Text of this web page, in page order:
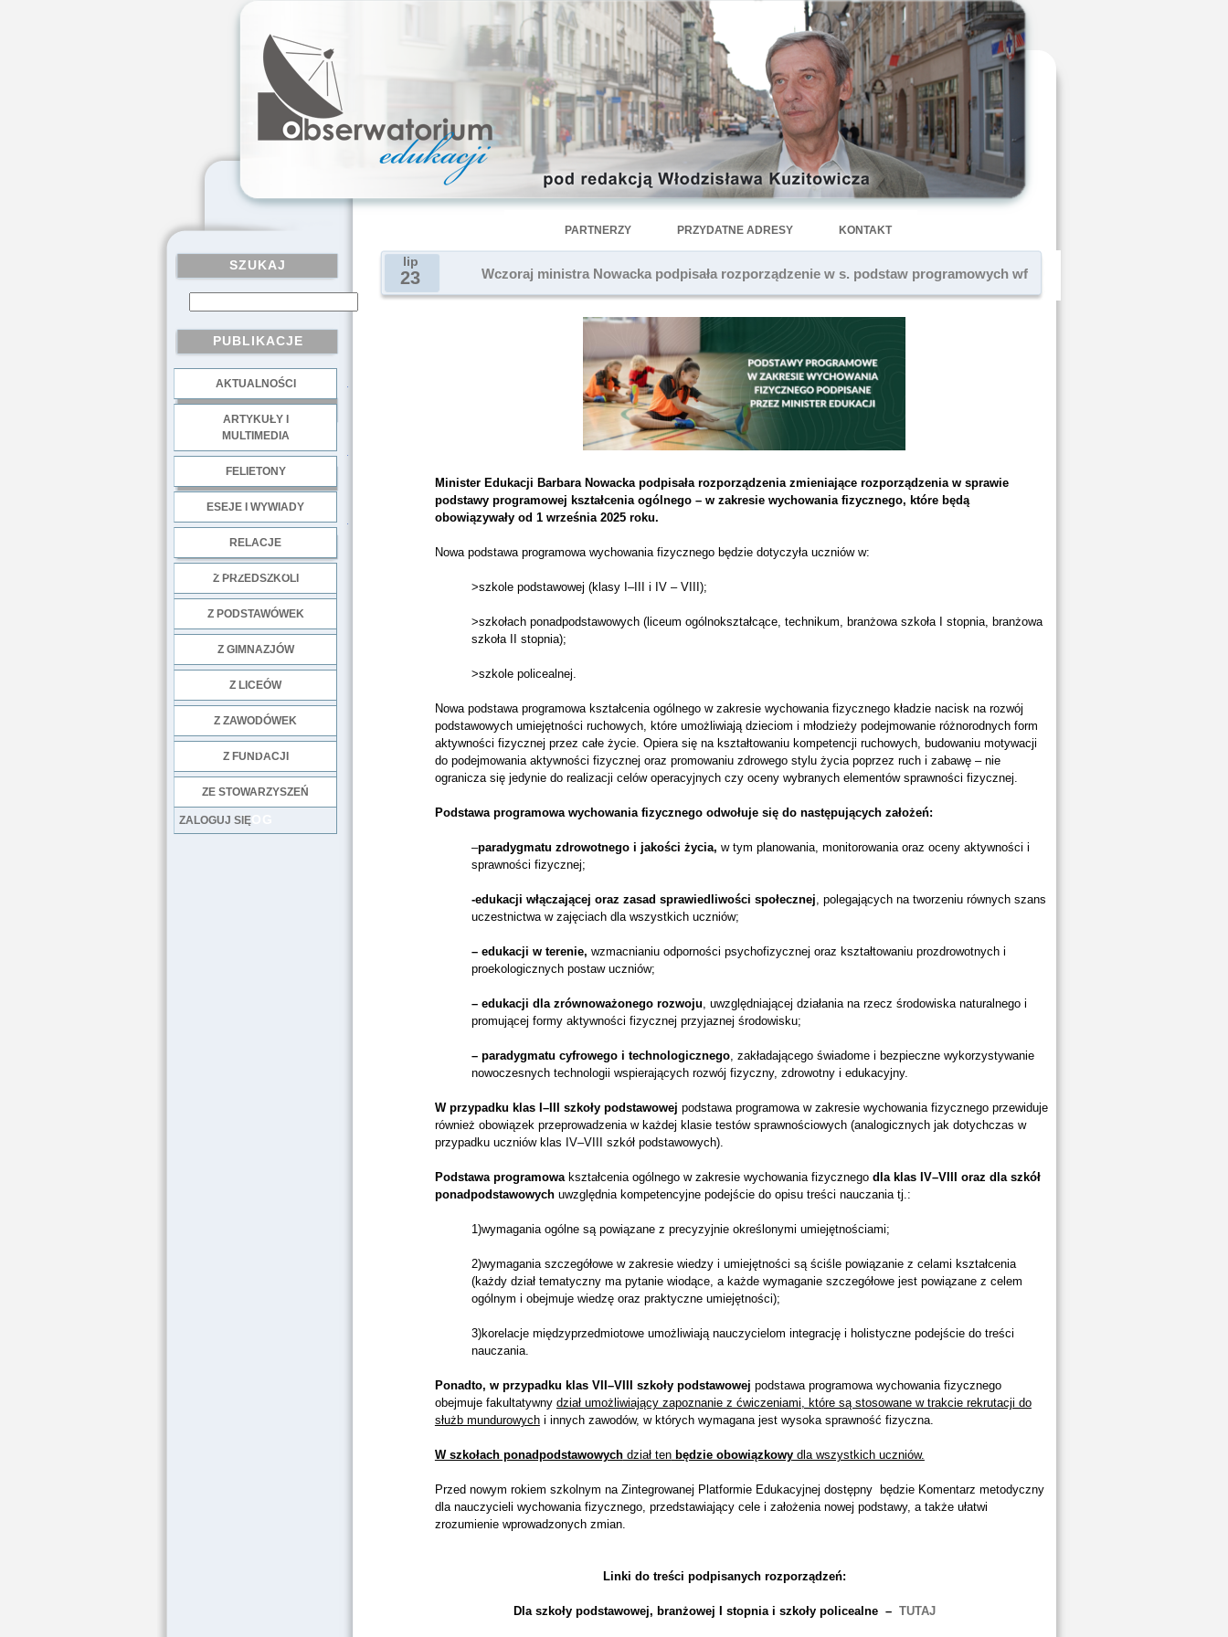
PARTNERZY PRZYDATNE ADRESY KONTAKT
SZUKAJ
PUBLIKACJE
AKTUALNOŚCI
ARTYKUŁY I
MULTIMEDIA
FELIETONY
ESEJE I WYWIADY
RELACJE
Z PRZEDSZKOLI
Z PODSTAWÓWEK
Z GIMNAZJÓW
Z LICEÓW
Z ZAWODÓWEK
Z FUNDACJI
ZE STOWARZYSZEŃ
LOG
ZALOGUJ SIĘ
lip
23 Wczoraj ministra Nowacka podpisała rozporządzenie w s. podstaw programowych wf
Minister Edukacji Barbara Nowacka podpisała rozporządzenia zmieniające rozporządzenia w sprawie
podstawy programowej kształcenia ogólnego – w zakresie wychowania fizycznego, które będą
obowiązywały od 1 września 2025 roku.
Nowa podstawa programowa wychowania fizycznego będzie dotyczyła uczniów w:
>szkole podstawowej (klasy I–III i IV – VIII);
>szkołach ponadpodstawowych (liceum ogólnokształcące, technikum, branżowa szkoła I stopnia, branżowa
szkoła II stopnia);
>szkole policealnej.
Nowa podstawa programowa kształcenia ogólnego w zakresie wychowania fizycznego kładzie nacisk na rozwój
podstawowych umiejętności ruchowych, które umożliwiają dzieciom i młodzieży podejmowanie różnorodnych form
aktywności fizycznej przez całe życie. Opiera się na kształtowaniu kompetencji ruchowych, budowaniu motywacji
do podejmowania aktywności fizycznej oraz promowaniu zdrowego stylu życia poprzez ruch i zabawę – nie
ogranicza się jedynie do realizacji celów operacyjnych czy oceny wybranych elementów sprawności fizycznej.
Podstawa programowa wychowania fizycznego odwołuje się do następujących założeń:
–paradygmatu zdrowotnego i jakości życia, w tym planowania, monitorowania oraz oceny aktywności i
sprawności fizycznej;
-edukacji włączającej oraz zasad sprawiedliwości społecznej, polegających na tworzeniu równych szans
uczestnictwa w zajęciach dla wszystkich uczniów;
– edukacji w terenie, wzmacnianiu odporności psychofizycznej oraz kształtowaniu prozdrowotnych i
proekologicznych postaw uczniów;
– edukacji dla zrównoważonego rozwoju, uwzględniającej działania na rzecz środowiska naturalnego i
promującej formy aktywności fizycznej przyjaznej środowisku;
– paradygmatu cyfrowego i technologicznego, zakładającego świadome i bezpieczne wykorzystywanie
nowoczesnych technologii wspierających rozwój fizyczny, zdrowotny i edukacyjny.
W przypadku klas I–III szkoły podstawowej podstawa programowa w zakresie wychowania fizycznego przewiduje
również obowiązek przeprowadzenia w każdej klasie testów sprawnościowych (analogicznych jak dotychczas w
przypadku uczniów klas IV–VIII szkół podstawowych).
Podstawa programowakształcenia ogólnego w zakresie wychowania fizycznego dla klas IV–VIII oraz dla szkół
ponadpodstawowychuwzględnia kompetencyjne podejście do opisu treści nauczania tj.:
1)wymagania ogólne są powiązane z precyzyjnie określonymi umiejętnościami;
2)wymagania szczegółowe w zakresie wiedzy i umiejętności są ściśle powiązanie z celami kształcenia
(każdy dział tematyczny ma pytanie wiodące, a każde wymaganie szczegółowe jest powiązane z celem
ogólnym i obejmuje wiedzę oraz praktyczne umiejętności);
3)korelacje międzyprzedmiotowe umożliwiają nauczycielom integrację i holistyczne podejście do treści
nauczania.
Ponadto, w przypadku klas VII–VIII szkoły podstawowej podstawa programowa wychowania fizycznego
obejmuje fakultatywny dział umożliwiający zapoznanie z ćwiczeniami, które są stosowane w trakcie rekrutacji do
służb mundurowychi innych zawodów, w których wymagana jest wysoka sprawność fizyczna.
W szkołach ponadpodstawowychdział tenbędzie obowiązkowydla wszystkich uczniów.
Przed nowym rokiem szkolnym na Zintegrowanej Platformie Edukacyjnej dostępny będzie Komentarz metodyczny
dla nauczycieli wychowania fizycznego, przedstawiający cele i założenia nowej podstawy, a także ułatwi
zrozumienie wprowadzonych zmian.
Linki do treści podpisanych rozporządzeń:
Dla szkoły podstawowej, branżowej I stopnia i szkoły policealne – TUTAJ